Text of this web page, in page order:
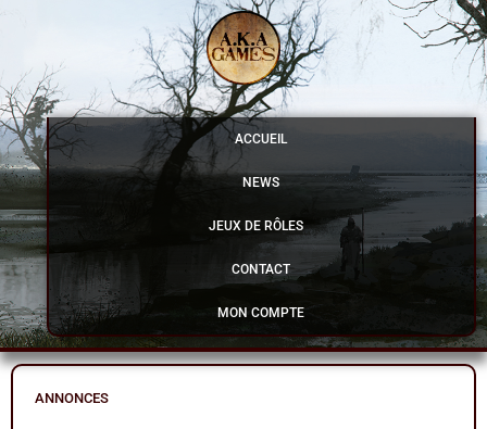
contenu
ACCUEIL
NEWS
JEUX DE RÔLES
CONTACT
MON COMPTE
ANNONCES